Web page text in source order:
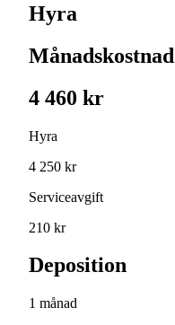
Hyra
Månadskostnad
4 460 kr
Hyra
4 250 kr
Serviceavgift
210 kr
Deposition
1 månad